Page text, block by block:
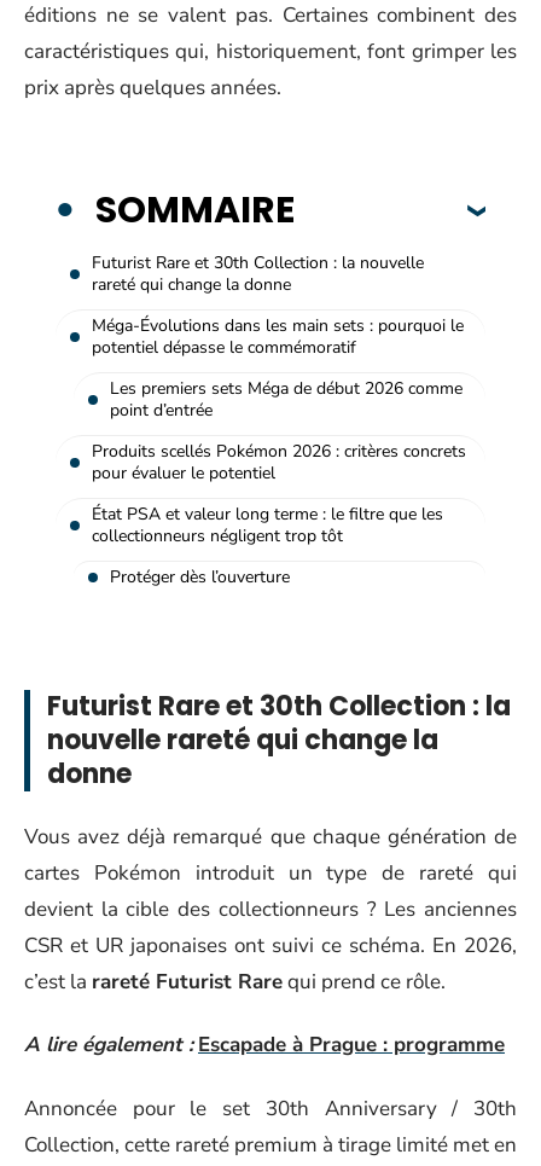
éditions ne se valent pas. Certaines combinent des
caractéristiques qui, historiquement, font grimper les
prix après quelques années.
SOMMAIRE
Futurist Rare et 30th Collection : la nouvelle
rareté qui change la donne
Méga-Évolutions dans les main sets : pourquoi le
potentiel dépasse le commémoratif
Les premiers sets Méga de début 2026 comme
point d’entrée
Produits scellés Pokémon 2026 : critères concrets
pour évaluer le potentiel
État PSA et valeur long terme : le filtre que les
collectionneurs négligent trop tôt
Protéger dès l’ouverture
Futurist Rare et 30th Collection : la
nouvelle rareté qui change la
donne
Vous avez déjà remarqué que chaque génération de
cartes Pokémon introduit un type de rareté qui
devient la cible des collectionneurs ? Les anciennes
CSR et UR japonaises ont suivi ce schéma. En 2026,
c’est la rareté Futurist Rarequi prend ce rôle.
A lire également : Escapade à Prague : programme
Annoncée pour le set 30th Anniversary / 30th
Collection, cette rareté premium à tirage limité met en